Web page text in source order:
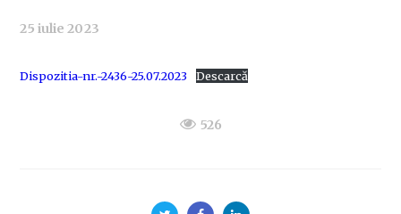
25 iulie 2023
Dispozitia-nr.-2436-25.07.2023 Descarcă
526